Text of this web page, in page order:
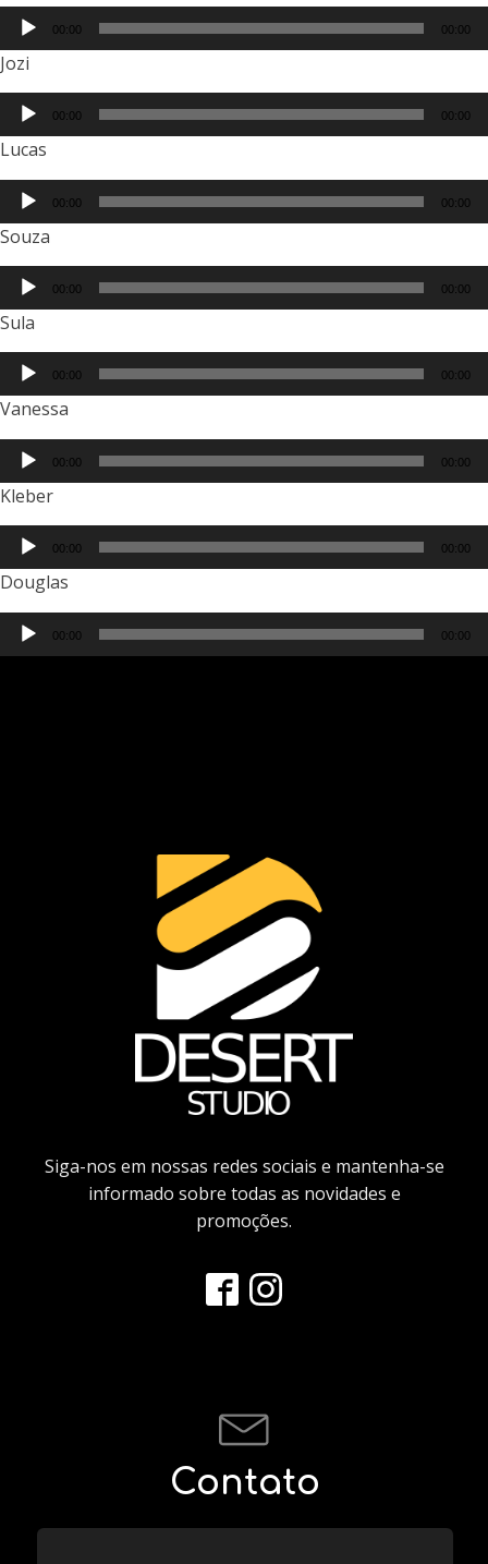
00:00 00:00
Jozi
00:00 00:00
Lucas
00:00 00:00
Souza
00:00 00:00
Sula
00:00 00:00
Vanessa
00:00 00:00
Kleber
00:00 00:00
Douglas
00:00 00:00
Siga-nos em nossas redes sociais e mantenha-se
informado sobre todas as novidades e
promoções.
Contato